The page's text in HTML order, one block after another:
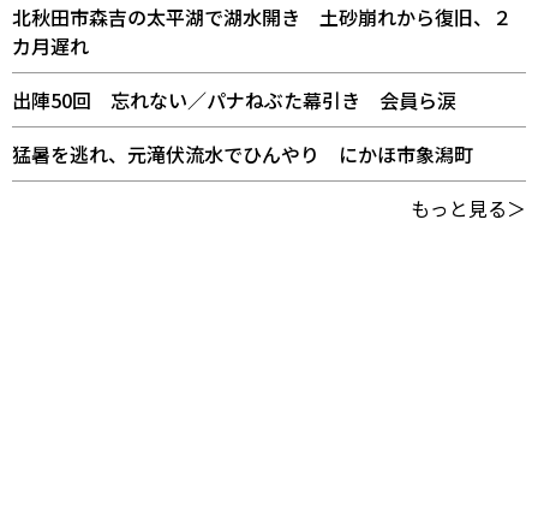
北秋田市森吉の太平湖で湖水開き 土砂崩れから復旧、２
カ月遅れ
出陣50回 忘れない／パナねぶた幕引き 会員ら涙
猛暑を逃れ、元滝伏流水でひんやり にかほ市象潟町
もっと見る＞